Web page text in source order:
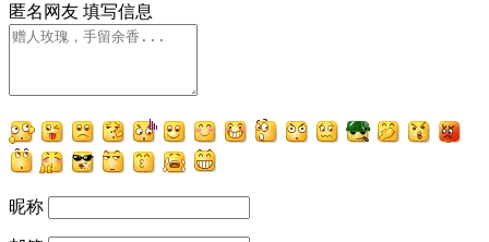
匿名网友 填写信息
昵称